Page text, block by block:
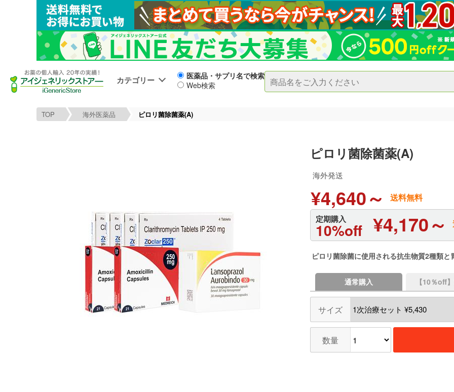
カテゴリー
医薬品・サプリ名で検索
Web検索
TOP 海外医薬品 ピロリ菌除菌薬(A)
ピロリ菌除菌薬(A)
海外発送
¥4,640～ 送料無料
定期購入
10%off ¥4,170～
ピロリ菌除菌に使用される抗生物質2種類
通常購入 【10％off
サイズ
数量